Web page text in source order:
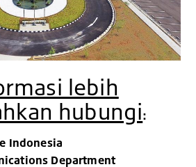
lebih
hubungi:
Indonesia
Department